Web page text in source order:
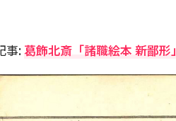
事:葛飾北斎「諸職絵本 新鄙形」